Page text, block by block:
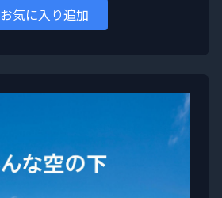
お気に入り追加